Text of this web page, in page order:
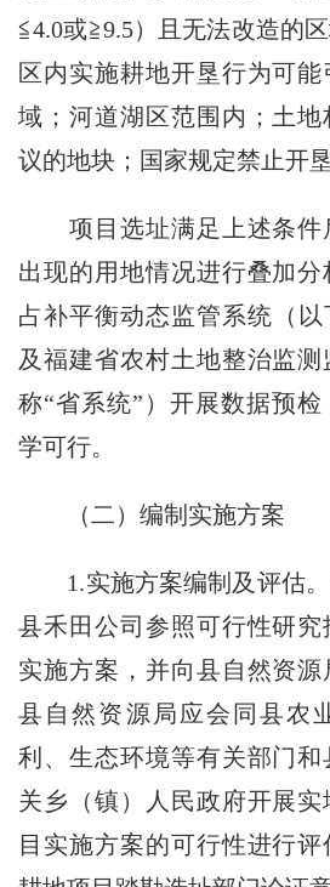
≦4.0或≧9.5）且无法改造的
区内实施耕地开垦行为可
域；河道湖区范围内；土
议的地块；国家规定禁止开
项目选址满足上述条件
出现的用地情况进行叠加
占补平衡动态监管系统（以
及福建省农村土地整治监
称“省系统”）开展数据预
学可行。
（二）编制实施方案
1.实施方案编制及评估。
县禾田公司参照可行性研究
实施方案，并向县自然资源
县自然资源局应会同县农
利、生态环境等有关部门
关乡（镇）人民政府开展
目实施方案的可行性进行